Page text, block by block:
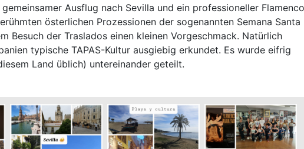
Ausflug nach Sevilla und ein professioneller
österlichen Prozessionen der sogenannten Semana Santa
Besuch der Traslados einen kleinen Vorgeschmack. Natürlich
typische TAPAS-Kultur ausgiebig erkundet. Es wurde eifrig
Land üblich) untereinander geteilt.